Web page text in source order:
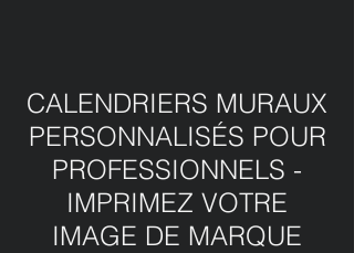
CALENDRIERS MURAUX
PERSONNALISÉS POUR
PROFESSIONNELS -
IMPRIMEZ VOTRE
IMAGE DE MARQUE